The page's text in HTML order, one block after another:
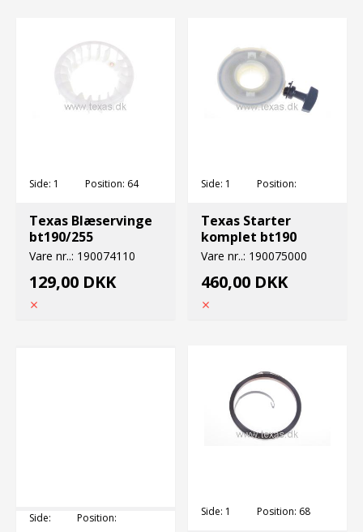
Side: 1 Position: 64
Texas Blæservinge
bt190/255
Vare nr..: 190074110
129,00 DKK
Side: 1 Position:
Texas Starter
komplet bt190
Vare nr..: 190075000
460,00 DKK
Side: Position: Side: 1 Position: 68